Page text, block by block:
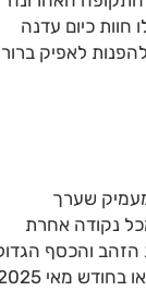
חוות כיום עדנה
לאפיק ברור
שערך
נקודה אחרת
והכסף